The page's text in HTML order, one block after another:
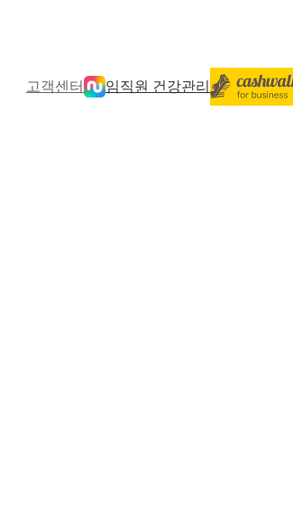
고객센터 임직원 건강관리